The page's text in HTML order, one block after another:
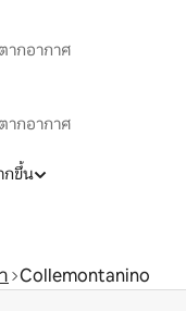
กอากาศ
กอากาศ
กขึ้น
Collemontanino